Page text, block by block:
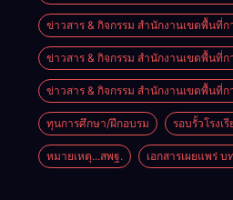
ข่าวสาร & กิจกรรม สำนักงานเขตพื้นที่
ข่าวสาร & กิจกรรม สำนักงานเขตพื้นที่
ข่าวสาร & กิจกรรม สำนักงานเขตพื้นที่
ทุนการศึกษา/ฝึกอบรม รอบรั้วโรงเรี
หมายเหตุ...สพฐ. เอกสารเผยแพร่